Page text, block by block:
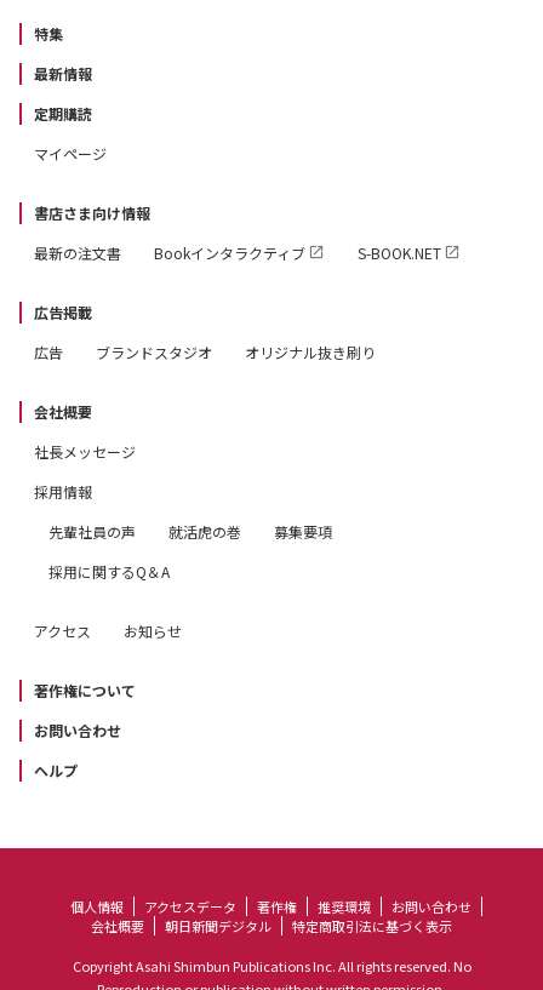
特集
最新情報
定期購読
マイページ
書店さま向け情報
最新の注文書
Bookインタラクティブ S-BOOK.NET
広告掲載
広告
ブランドスタジオ オリジナル抜き刷り
会社概要
社長メッセージ
採用情報
先輩社員の声
就活虎の巻
募集要項
採用に関するQ＆A
アクセス お知らせ
著作権について
お問い合わせ
ヘルプ
個人情報 アクセスデータ 著作権 推奨環境
お問い合わせ
会社概要
朝日新聞デジタル 特定商取引法に基づく表示
Copyright Asahi Shimbun Publications Inc. All rights reserved. No